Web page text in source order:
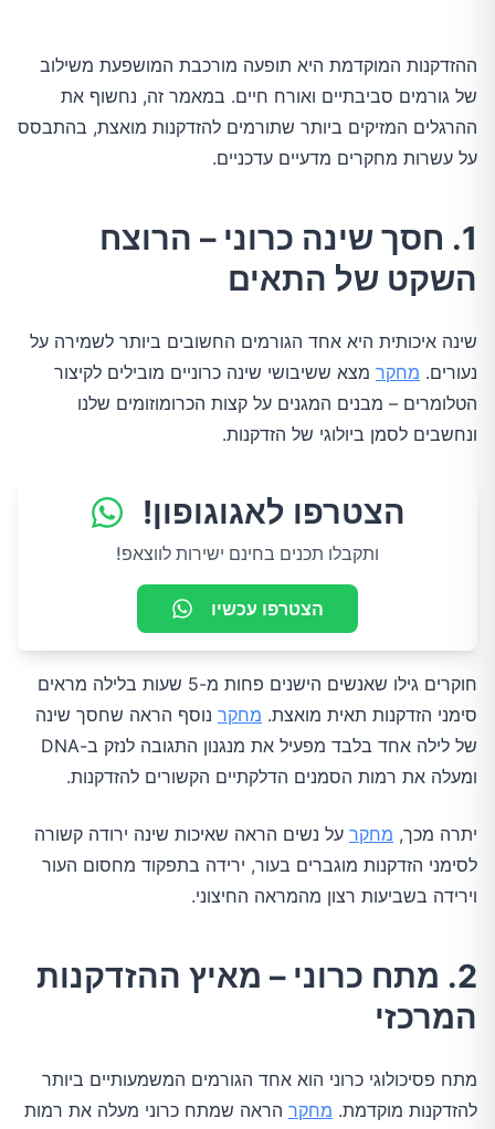
ההזדקנות המוקדמת היא תופעה מורכבת המושפעת משילוב
של גורמים סביבתיים ואורח חיים. במאמר זה, נחשוף את
ההרגלים המזיקים ביותר שתורמים להזדקנות מואצת, בהתבסס
על עשרות מחקרים מדעיים עדכניים.
1. חסך שינה כרוני – הרוצח
השקט של התאים
שינה איכותית היא אחד הגורמים החשובים ביותר לשמירה על
נעורים. מחקר מצא ששיבושי שינה כרוניים מובילים לקיצור
הטלומרים – מבנים המגנים על קצות הכרומוזומים שלנו
ונחשבים לסמן ביולוגי של הזדקנות.
הצטרפו לאגוגופון!
ותקבלו תכנים בחינם ישירות לווצאפ!
הצטרפו עכשיו
חוקרים גילו שאנשים הישנים פחות מ-5 שעות בלילה מראים
סימני הזדקנות תאית מואצת. מחקר נוסף הראה שחסך שינה
של לילה אחד בלבד מפעיל את מנגנון התגובה לנזק ב-DNA
ומעלה את רמות הסמנים הדלקתיים הקשורים להזדקנות.
יתרה מכך, מחקר על נשים הראה שאיכות שינה ירודה קשורה
לסימני הזדקנות מוגברים בעור, ירידה בתפקוד מחסום העור
וירידה בשביעות רצון מהמראה החיצוני.
2. מתח כרוני – מאיץ ההזדקנות
המרכזי
מתח פסיכולוגי כרוני הוא אחד הגורמים המשמעותיים ביותר
להזדקנות מוקדמת. מחקר הראה שמתח כרוני מעלה את רמות